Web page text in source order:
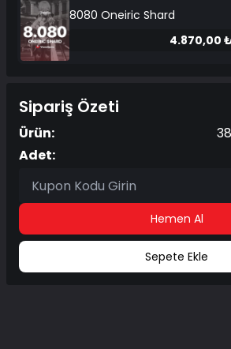
8080 Oneiric Shard
4.870,00
Sipariş Özeti
Ürün:
Adet:
Hemen Al
Sepete Ekle